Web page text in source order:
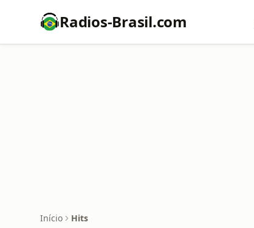
Radios-Brasil.com
Início Hits